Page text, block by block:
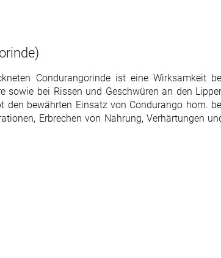
Condurangorinde ist eine Wirksamkeit
sowie bei Rissen und Geschwüren an den
den bewährten Einsatz von Condurango hom.
Erbrechen von Nahrung, Verhärtungen